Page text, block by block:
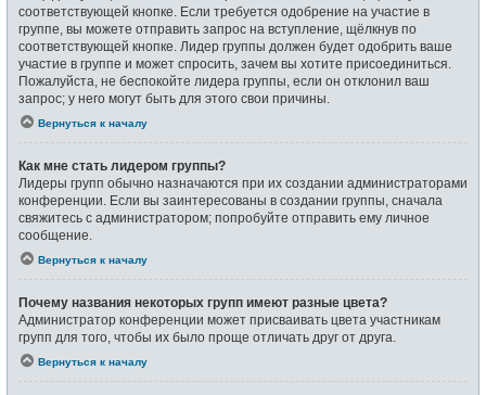
соответствующей кнопке. Если требуется одобрение на участие в
группе, вы можете отправить запрос на вступление, щёлкнув по
соответствующей кнопке. Лидер группы должен будет одобрить ваше
участие в группе и может спросить, зачем вы хотите присоединиться.
Пожалуйста, не беспокойте лидера группы, если он отклонил ваш
запрос; у него могут быть для этого свои причины.
Вернуться к началу
Как мне стать лидером группы?
Лидеры групп обычно назначаются при их создании администраторами
конференции. Если вы заинтересованы в создании группы, сначала
свяжитесь с администратором; попробуйте отправить ему личное
сообщение.
Вернуться к началу
Почему названия некоторых групп имеют разные цвета?
Администратор конференции может присваивать цвета участникам
групп для того, чтобы их было проще отличать друг от друга.
Вернуться к началу